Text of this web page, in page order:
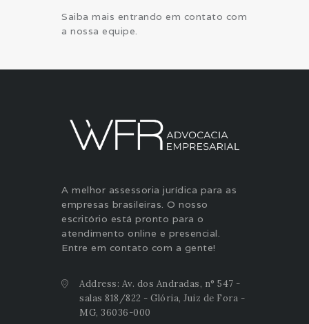
Saiba mais entrando em contato com
a nossa equipe.
A melhor assessoria jurídica para as
empresas brasileiras. O nosso
escritório está pronto para o
atendimento online e presencial.
Entre em contato com a gente!
Address: Av. dos Andradas, n° 547 -
salas 818/822 - Glória, Juiz de Fora -
MG, 36036-000